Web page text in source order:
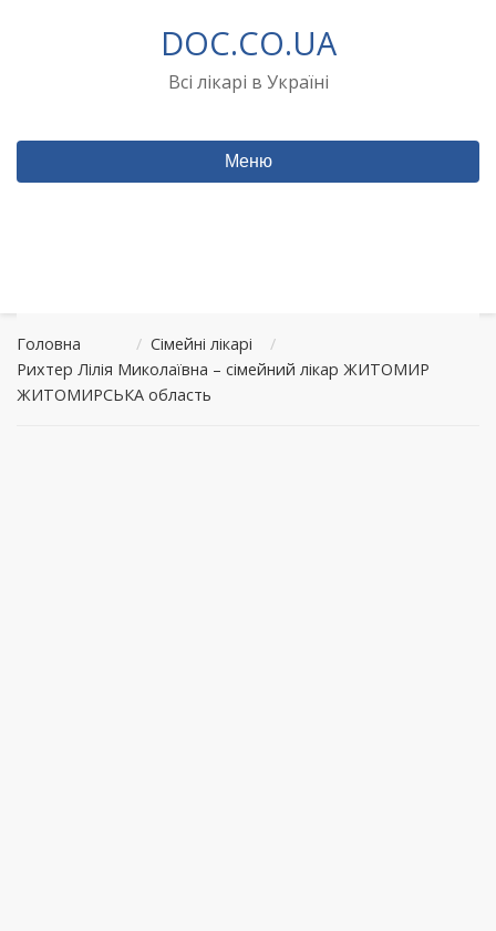
DOC.CO.UA
Всі лікарі в Україні
Меню
Головна / Сімейні лікарі
/
Рихтер Лілія Миколаївна – сімейний лікар ЖИТОМИР
ЖИТОМИРСЬКА область